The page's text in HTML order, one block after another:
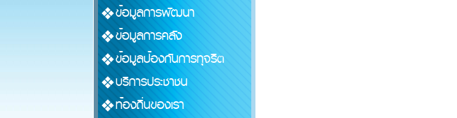
ข้อมูลการพัฒนา
ข้อมูลการคลัง
ข้อมูลป้องกันการทุจริต
บริการประชาชน
ท้องถิ่นของเรา